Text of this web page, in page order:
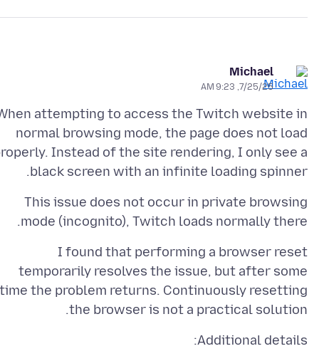
Michael
7/25/25, 9:23 AM
attempting to access the Twitch website in
normal browsing mode, the page does not load
Instead of the site rendering, I only see a
black screen with an infinite loading spinner.
This issue does not occur in private browsing
mode (incognito), Twitch loads normally there.
I found that performing a browser reset
temporarily resolves the issue, but after some
time the problem returns. Continuously resetting
the browser is not a practical solution.
Additional details: